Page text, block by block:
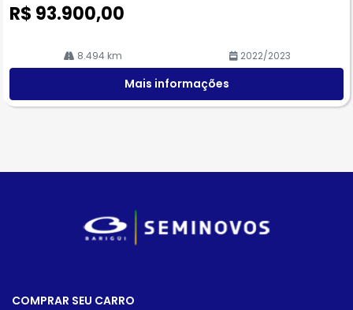
R$ 93.900,00
8.494 km 2022/2023
Mais informações
COMPRAR SEU CARRO